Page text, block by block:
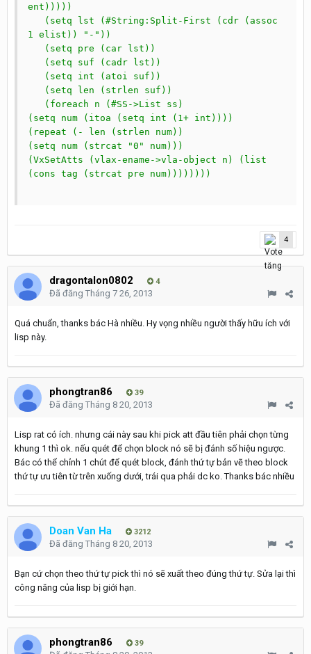
ent)))))
(setq lst (#String:Split-First (cdr (assoc
1 elist)) "-"))
(setq pre (car lst))
(setq suf (cadr lst))
(setq int (atoi suf))
(setq len (strlen suf))
(foreach n (#SS->List ss)
(setq num (itoa (setq int (1+ int))))
(repeat (- len (strlen num))
(setq num (strcat "0" num)))
(VxSetAtts (vlax-ename->vla-object n) (list
(cons tag (strcat pre num))))))))
4
dragontalon0802 4
Đã đăng Tháng 7 26, 2013
Quá chuẩn, thanks bác Hà nhiều. Hy vọng nhiều người thấy hữu ích với
lisp này.
phongtran86 39
Đã đăng Tháng 8 20, 2013
Lisp rat có ích. nhưng cái này sau khi pick att đầu tiên phải chọn từng
khung 1 thì ok. nếu quét để chọn block nó sẽ bị đánh số hiệu ngược.
Bác có thể chỉnh 1 chút để quét block, đánh thứ tự bản vẽ theo block
thứ tự ưu tiên từ trên xuống dưới, trái qua phải dc ko. Thanks bác nhiều
Doan Van Ha 3212
Đã đăng Tháng 8 20, 2013
Bạn cứ chọn theo thứ tự pick thì nó sẽ xuất theo đúng thứ tự. Sửa lại thì
công năng của lisp bị giới hạn.
phongtran86 39